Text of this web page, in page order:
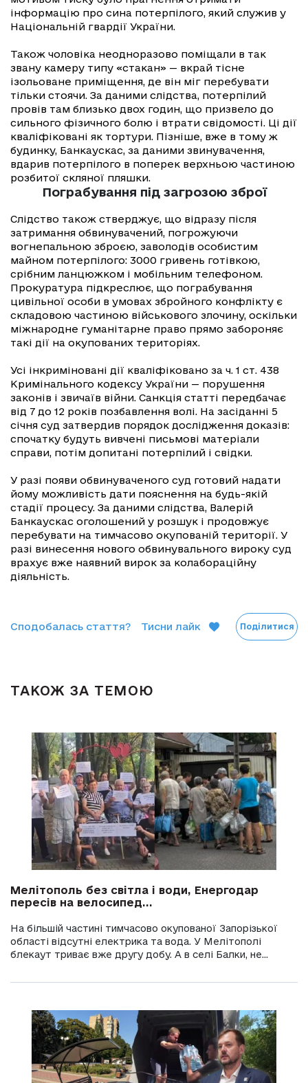
інформацію про сина потерпілого, який служив у
Національній гвардії України.
Також чоловіка неодноразово поміщали в так
звану камеру типу «стакан» — вкрай тісне
ізольоване приміщення, де він міг перебувати
тільки стоячи. За даними слідства, потерпілий
провів там близько двох годин, що призвело до
сильного фізичного болю і втрати свідомості. Ці дії
кваліфіковані як тортури. Пізніше, вже в тому ж
будинку, Банкаускас, за даними звинувачення,
вдарив потерпілого в поперек верхньою частиною
розбитої скляної пляшки.
Пограбування під загрозою зброї
Слідство також стверджує, що відразу після
затримання обвинувачений, погрожуючи
вогнепальною зброєю, заволодів особистим
майном потерпілого: 3000 гривень готівкою,
срібним ланцюжком і мобільним телефоном.
Прокуратура підкреслює, що пограбування
цивільної особи в умовах збройного конфлікту є
складовою частиною військового злочину, оскільки
міжнародне гуманітарне право прямо забороняє
такі дії на окупованих територіях.
Усі інкриміновані дії кваліфіковано за ч. 1 ст. 438
Кримінального кодексу України — порушення
законів і звичаїв війни. Санкція статті передбачає
від 7 до 12 років позбавлення волі. На засіданні 5
січня суд затвердив порядок дослідження доказів:
спочатку будуть вивчені письмові матеріали
справи, потім допитані потерпілий і свідки.
У разі появи обвинуваченого суд готовий надати
йому можливість дати пояснення на будь-якій
стадії процесу. За даними слідства, Валерій
Банкаускас оголошений у розшук і продовжує
перебувати на тимчасово окупованій території. У
разі винесення нового обвинувального вироку суд
врахує вже наявний вирок за колабораційну
діяльність.
Сподобалась стаття? Тисни лайк Поділитися
ТАКОЖ ЗА ТЕМОЮ
Мелітополь без світла і води, Енергодар
пересів на велосипед...
На більшій частині тимчасово окупованої Запорізької
області відсутні електрика та вода. У Мелітополі
блекаут триває вже другу добу. А в селі Балки, не...